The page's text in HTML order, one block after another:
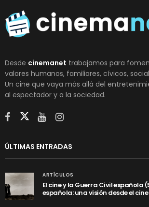
Desde cinemanet trabajamos para
valores humanos, familiares, cívicos,
Un cine que vaya más allá del
al espectador y a la sociedad.
ÚLTIMAS ENTRADAS
ARTÍCULOS
El cine y la Guerra Civil española
española: una visión desde el